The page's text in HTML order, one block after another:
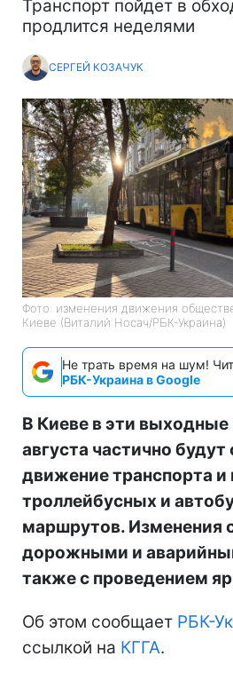
Транспорт пойдет в
продлится неделями
СЕРГЕЙ КОЗАЧУК
Фото: изменения движения
Киеве (Виталий Носач/РБК-Украина)
Не трать время на шум!
РБК-Украина в Google
В Киеве в эти выходные
августа частично будут
движение транспорта и
троллейбусных и
маршрутов. Изменения
дорожными и
также с проведением
Об этом сообщает РБК-
ссылкой на КГГА.